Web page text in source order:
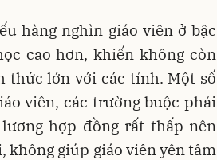
hàng nghìn giáo viên ở bậc
cao hơn, khiến không còn
thức lớn với các tỉnh. Một số
viên, các trường buộc phải
hợp đồng rất thấp nên
không giúp giáo viên yên tâm